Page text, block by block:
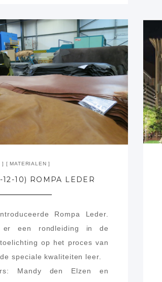
MATERIALEN
12-10) ROMPA LEDER
Rompa Leder.
er een rondleiding in de
op het proces van
speciale kwaliteiten leer.
Mandy den Elzen en